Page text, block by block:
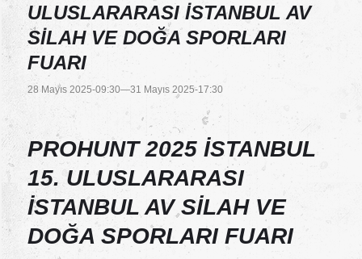
ULUSLARARASI İSTANBUL AV
SILAH VE DOĞA SPORLARI
FUARI
28 Mayıs 2025-09:30—31 Mayıs 2025-17:30
PROHUNT 2025 İSTANBUL
15. ULUSLARARASI
İSTANBUL AV SILAH VE
DOĞA SPORLARI FUARI